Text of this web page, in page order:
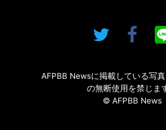
AFPBB Newsに掲載している写
の無断使用を禁じま
© AFPBB News